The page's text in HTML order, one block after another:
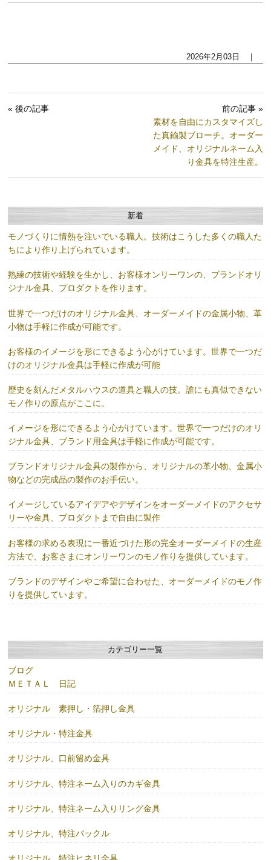
2026年2月03日 ｜
« 後の記事
前の記事 »
素材を自由にカスタマイズし
た真鍮製ブローチ。オーダー
メイド、オリジナルネーム入
り金具を特注生産。
新着
モノづくりに情熱を注いでいる職人。技術はこうした多くの職人た
ちにより作り上げられています。
熟練の技術や経験を生かし、お客様オンリーワンの、ブランドオリ
ジナル金具、プロダクトを作ります。
世界で一つだけのオリジナル金具、オーダーメイドの金属小物、革
小物は手軽に作成が可能です。
お客様のイメージを形にできるよう心がけています。世界で一つだ
けのオリジナル金具は手軽に作成が可能
歴史を刻んだメタルハウスの道具と職人の技。誰にも真似できない
モノ作りの原点がここに。
イメージを形にできるよう心がけています。世界で一つだけのオリ
ジナル金具、ブランド用金具は手軽に作成が可能です。
ブランドオリジナル金具の製作から、オリジナルの革小物、金属小
物などの完成品の製作のお手伝い。
イメージしているアイデアやデザインをオーダーメイドのアクセサ
リーや金具、プロダクトまで自由に製作
お客様の求める表現に一番近づけた形の完全オーダーメイドの生産
方法で、お客さまにオンリーワンのモノ作りを提供しています。
ブランドのデザインやご希望に合わせた、オーダーメイドのモノ作
りを提供しています。
カテゴリー一覧
ブログ
ＭＥＴＡＬ 日記
オリジナル 素押し・箔押し金具
オリジナル・特注金具
オリジナル、口前留め金具
オリジナル、特注ネーム入りのカギ金具
オリジナル、特注ネーム入りリング金具
オリジナル、特注バックル